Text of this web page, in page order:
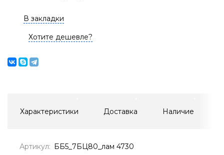
В закладки
Хотите дешевле?
Характеристики Доставка Наличие
Артикул: ББ5_7БЦ80_лам 4730